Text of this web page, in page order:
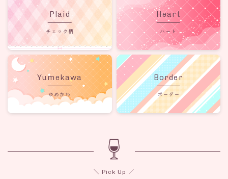
チェック柄
Plaid
ハート
Heart
ゆめかわ
Yumekawa
ボーダー
Border
＼ Pick Up ／